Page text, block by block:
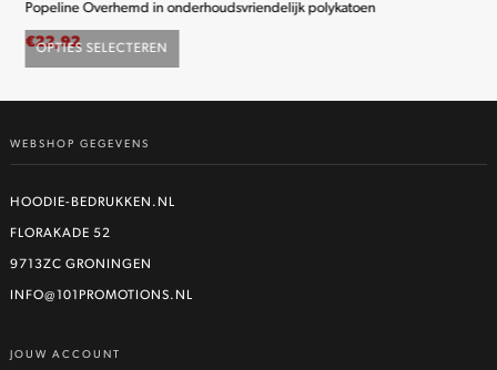
OPTIES SELECTEREN
product
meerdere
Deze
optie
gekozen
worden
Popeline Overhemd in onderhoudsvriendelijk polykatoen
€22,92
WEBSHOP GEGEVENS
HOODIE-BEDRUKKEN.NL
FLORAKADE 52
9713ZC GRONINGEN
INFO@101PROMOTIONS.NL
JOUW ACCOUNT